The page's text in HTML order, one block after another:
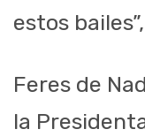
estos
Feres de
la